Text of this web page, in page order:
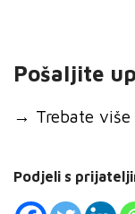
Pošaljite
→ Trebate
Podjeli s